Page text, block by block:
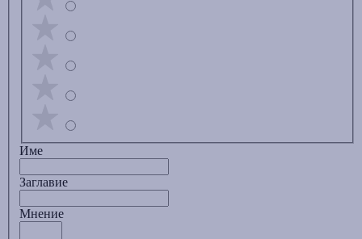
Име
Заглавиe
Мнение